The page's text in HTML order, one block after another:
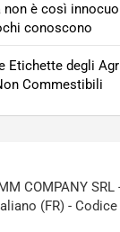
non è così
conoscono
Etichette degli
Commestibili
COMPANY
(FR) -